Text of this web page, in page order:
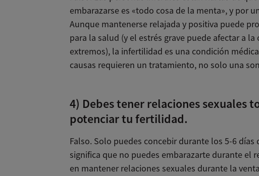
embarazarse es «todo cosa de la menta», y por
Aunque mantenerse relajada y positiva puede
para la salud (y el estrés grave puede afectar a
extremos), la infertilidad es una condición
causas requieren un tratamiento, no solo una
4) Debes tener relaciones sexuales
potenciar tu fertilidad.
Falso. Solo puedes concebir durante los 5-6 días
significa que no puedes embarazarte durante el
en mantener relaciones sexuales durante la